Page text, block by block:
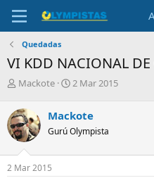
Quedadas
VI KDD NACIONAL DE
I
i
c
i
a
d
o
Mackote
F
h
a
e
2 Mar 2015
Mackote
Gurú Olympista
2 Mar 2015